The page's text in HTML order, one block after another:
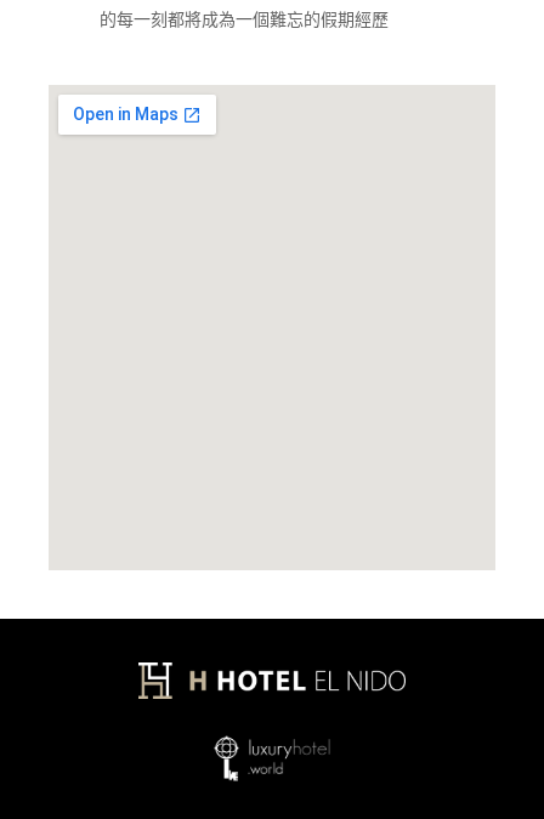
的每一刻都將成為一個難忘的假期經歷